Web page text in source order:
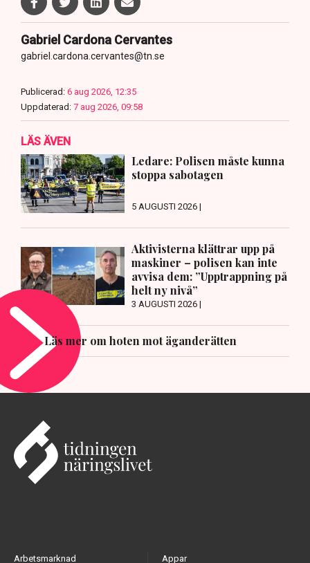
Gabriel Cardona Cervantes
gabriel.cardona.cervantes@tn.se
Publicerad: 6 aug 2026, 12:35
Uppdaterad: 7 aug 2026, 09:58
LÄS ÄVEN
Ledare: Polisen måste kunna
stoppa sabotagen
5 AUGUSTI 2026 |
Aktivisterna klättrar upp på
maskiner – polisen kan inte
avvisa dem: ”Upptrappning på
helt ny nivå”
3 AUGUSTI 2026 |
Läs mer om hoten mot äganderätten
Arbetsmarknad Appar